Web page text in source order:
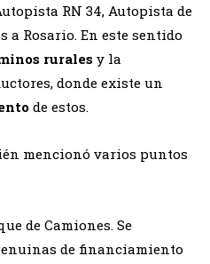
RN 34, Autopista de
Rosario. En este sentido
rurales y la
donde existe un
de estos.
mencionó varios puntos
de Camiones. Se
de financiamiento